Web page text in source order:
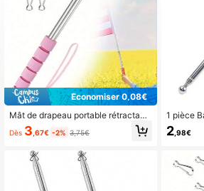
Économiser 0,08€
Mât de drapeau portable rétractabl
e avec clip, mât de drapeau extérie
ur en acier inoxydable
Dès 3 ,67€ -2% 3,75€
1 pièce
n
chouc
2 ,98€